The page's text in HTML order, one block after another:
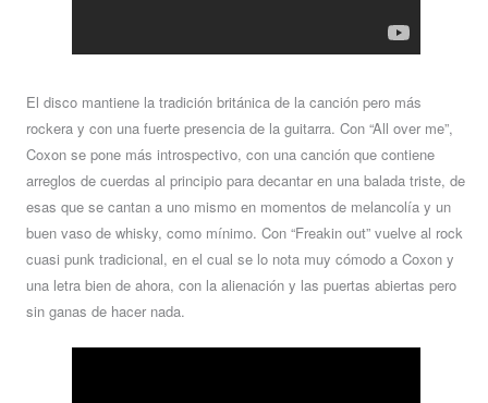
El disco mantiene la tradición británica de la canción pero más
rockera y con una fuerte presencia de la guitarra. Con “All over me”,
Coxon se pone más introspectivo, con una canción que contiene
arreglos de cuerdas al principio para decantar en una balada triste, de
esas que se cantan a uno mismo en momentos de melancolía y un
buen vaso de whisky, como mínimo. Con “Freakin out” vuelve al rock
cuasi punk tradicional, en el cual se lo nota muy cómodo a Coxon y
una letra bien de ahora, con la alienación y las puertas abiertas pero
sin ganas de hacer nada.